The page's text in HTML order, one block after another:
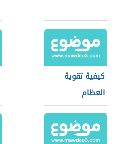
كيفية تقوية
العظام